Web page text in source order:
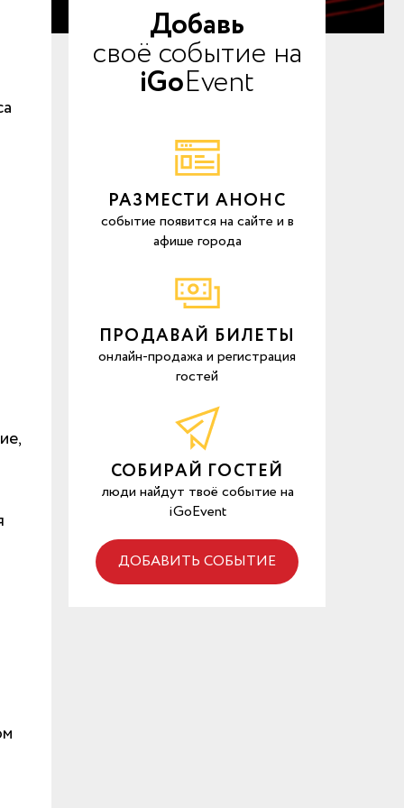
Добавь
своё событие на
iGoEvent
РАЗМЕСТИ АНОНС
событие появится на сайте и в
афише города
ПРОДАВАЙ БИЛЕТЫ
онлайн-продажа и регистрация
гостей
СОБИРАЙ ГОСТЕЙ
люди найдут твоё событие на
iGoEvent
ДОБАВИТЬ СОБЫТИЕ